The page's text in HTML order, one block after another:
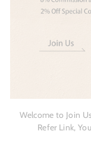
Welcome to Join
Refer Link,